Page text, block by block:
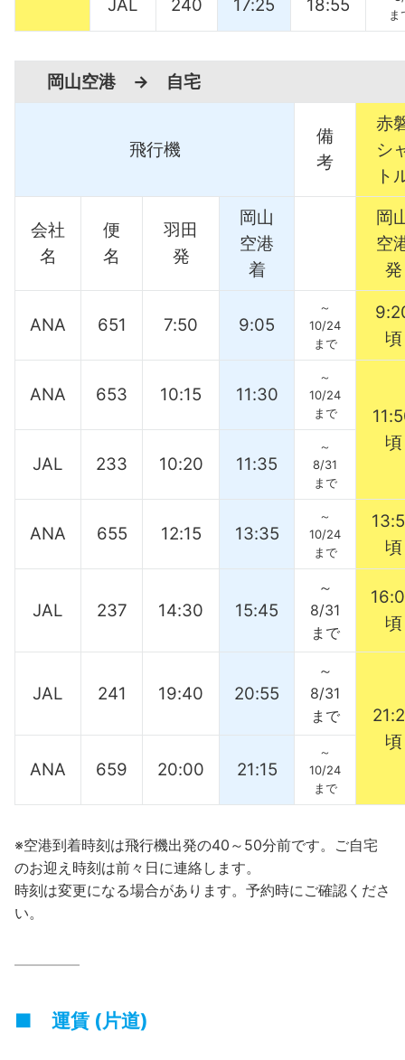
JAL 240 17:25 18:55
ま
岡山空港 → 自宅
飛行機
備
考
赤
シ
ト
会社
名
便
名
羽田
発
岡山
空港
着
岡
空
発
ANA 651 7:50 9:05
～
10/24
まで
頃
ANA 653 10:15 11:30
～
10/24
まで
頃
JAL
233 10:20 11:35
～
8/31
まで
ANA 655 12:15 13:35
～
10/24
まで
頃
JAL 237 14:30 15:45
～
8/31
まで
頃
JAL 241 19:40 20:55
～
8/31
まで
頃
ANA
659 20:00 21:15
～
10/24
まで
※空港到着時刻は飛行機出発の40～50分前です。ご自宅
のお迎え時刻は前々日に連絡します。
時刻は変更になる場合があります。予約時にご確認くださ
い。
————–
■ 運賃 (片道)